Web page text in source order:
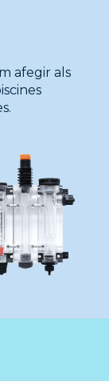
afegir als